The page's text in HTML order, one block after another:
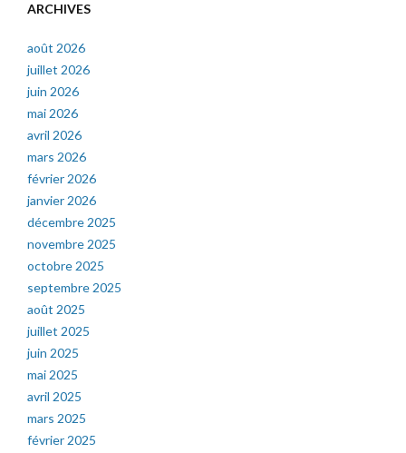
ARCHIVES
août 2026
juillet 2026
juin 2026
mai 2026
avril 2026
mars 2026
février 2026
janvier 2026
décembre 2025
novembre 2025
octobre 2025
septembre 2025
août 2025
juillet 2025
juin 2025
mai 2025
avril 2025
mars 2025
février 2025